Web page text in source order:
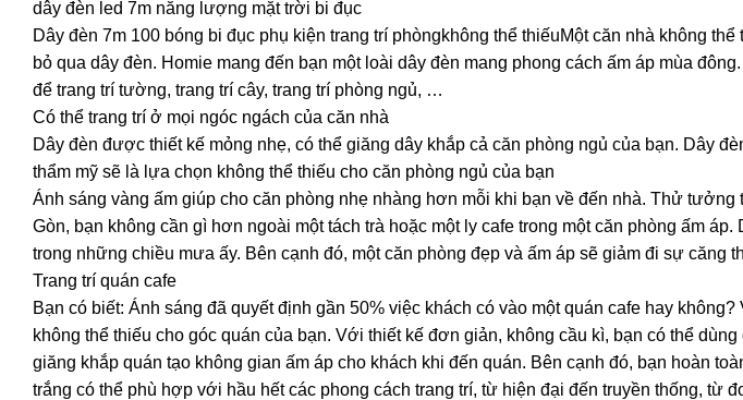
dây đèn led 7m năng lượng mặt trời bi đục
Dây đèn 7m 100 bóng bi đục phụ kiện trang trí phòngkhông thể thiếuMột căn nhà không
bỏ qua dây đèn. Homie mang đến bạn một loài dây đèn mang phong cách ấm áp mùa
để trang trí tường, trang trí cây, trang trí phòng ngủ, …
Có thể trang trí ở mọi ngóc ngách của căn nhà
Dây đèn được thiết kế mỏng nhẹ, có thể giăng dây khắp cả căn phòng ngủ của bạn. Dây
thẩm mỹ sẽ là lựa chọn không thể thiếu cho căn phòng ngủ của bạn
Ánh sáng vàng ấm giúp cho căn phòng nhẹ nhàng hơn mỗi khi bạn về đến nhà. Thử
Gòn, bạn không cần gì hơn ngoài một tách trà hoặc một ly cafe trong một căn phòng ấm
trong những chiều mưa ấy. Bên cạnh đó, một căn phòng đẹp và ấm áp sẽ giảm đi sự căng
Trang trí quán cafe
Bạn có biết: Ánh sáng đã quyết định gần 50% việc khách có vào một quán cafe hay
không thể thiếu cho góc quán của bạn. Với thiết kế đơn giản, không cầu kì, bạn có thể
giăng khắp quán tạo không gian ấm áp cho khách khi đến quán. Bên cạnh đó, bạn hoàn
trắng có thể phù hợp với hầu hết các phong cách trang trí, từ hiện đại đến truyền thống, từ